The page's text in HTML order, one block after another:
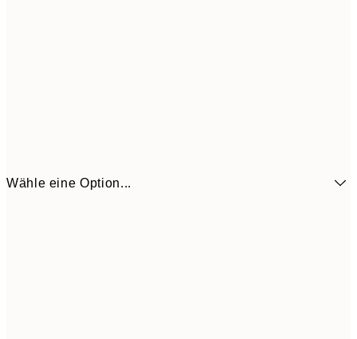
Wähle eine Option...